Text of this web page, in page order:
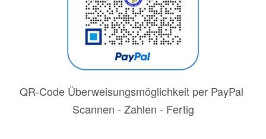
QR-Code Überweisungsmöglichkeit per PayPal
Scannen - Zahlen - Fertig